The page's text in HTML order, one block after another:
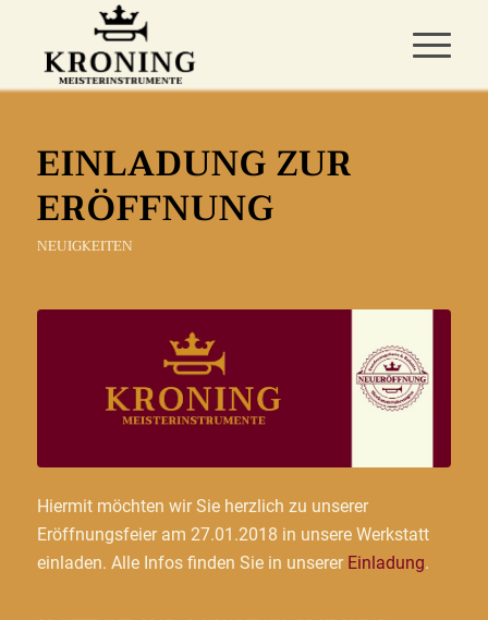
EINLADUNG ZUR
ERÖFFNUNG
NEUIGKEITEN
Hiermit möchten wir Sie herzlich zu unserer
Eröffnungsfeier am 27.01.2018 in unsere Werkstatt
einladen. Alle Infos finden Sie in unserer Einladung.